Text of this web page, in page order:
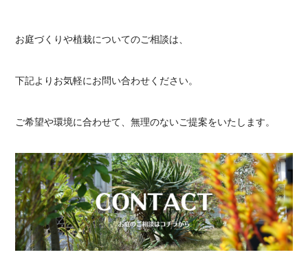
お庭づくりや植栽についてのご相談は、
下記よりお気軽にお問い合わせください。
ご希望や環境に合わせて、無理のないご提案をいたします。